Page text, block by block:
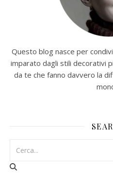
Questo blog nasce per
imparato dagli stili decorativi
da te che fanno davvero la